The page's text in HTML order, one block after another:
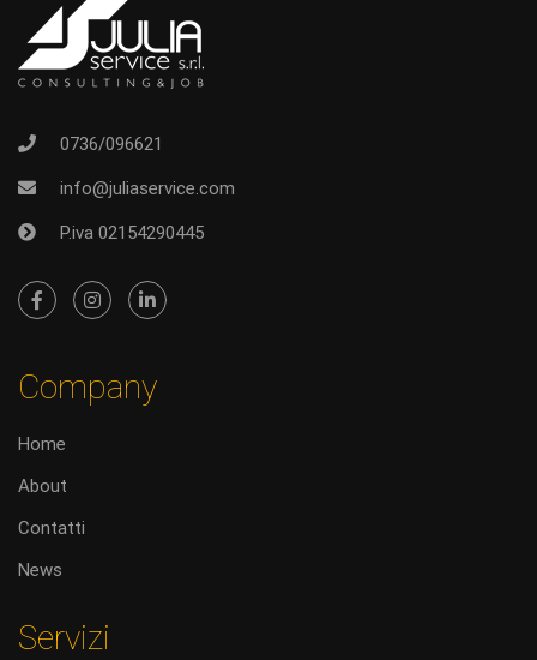
0736/096621
info@juliaservice.com
P.iva 02154290445
Company
Home
About
Contatti
News
Servizi